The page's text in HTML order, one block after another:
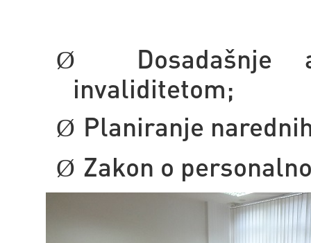
Ø
invaliditetom;
Ø Planiranje
Ø Zakon o